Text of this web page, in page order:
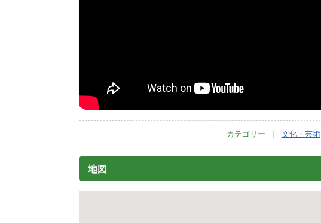
カテゴリー 文化・芸術
地図